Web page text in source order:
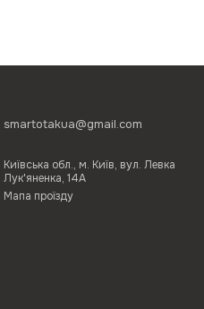
smartotakua@gmail.com
Київська обл., м. Київ, вул. Левка
Лук'яненка, 14А
Мапа проїзду